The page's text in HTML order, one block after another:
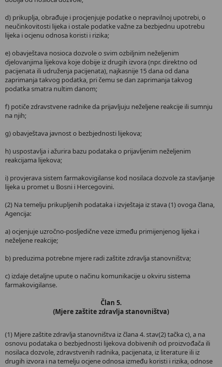
d) prikuplja, obrađuje i procjenjuje podatke o nepravilnoj upotrebi, o
neučinkovitosti lijeka i ostale podatke važne za bezbjednu upotrebu
lijeka i ocjenu odnosa koristi i rizika;
e) obavještava nosioca dozvole o svim ozbiljnim neželjenim
djelovanjima lijekova koje dobije iz drugih izvora (npr. direktno od
pacijenata ili udruženja pacijenata), najkasnije 15 dana od dana
zaprimanja takvog podatka, pri čemu se dan zaprimanja takvog
podatka smatra nultim danom;
f) potiče zdravstvene radnike da prijavljuju neželjene reakcije ili sumnju
na njih;
g) obavještava javnost o bezbjednosti lijekova;
h) uspostavlja i ažurira bazu podataka o prijavljenim neželjenim
reakcijama lijekova;
i) provjerava sistem farmakovigilanse kod nosilaca dozvole za stavljanje
lijeka u promet u Bosni i Hercegovini.
(2) Na temelju prikupljenih podataka i izvještaja iz stava (1) ovoga člana,
Agencija:
a) ocjenjuje uzročno-posljedične veze između primijenjenog lijeka i
neželjene reakcije;
b) preduzima potrebne mjere radi zaštite zdravlja stanovništva;
c) izdaje detaljne upute o načinu komunikacije u okviru sistema
farmakovigilanse.
Član 5.
(Mjere zaštite zdravlja stanovništva)
(1) Mjere zaštite zdravlja stanovništva iz člana 4. stav(2) tačka c), a na
osnovu podataka o bezbjednosti lijekova dobivenih od proizvođača ili
nosilaca dozvole, zdravstvenih radnika, pacijenata, iz literature ili iz
drugih izvora i na temelju ocjene odnosa između koristi i rizika, odnose